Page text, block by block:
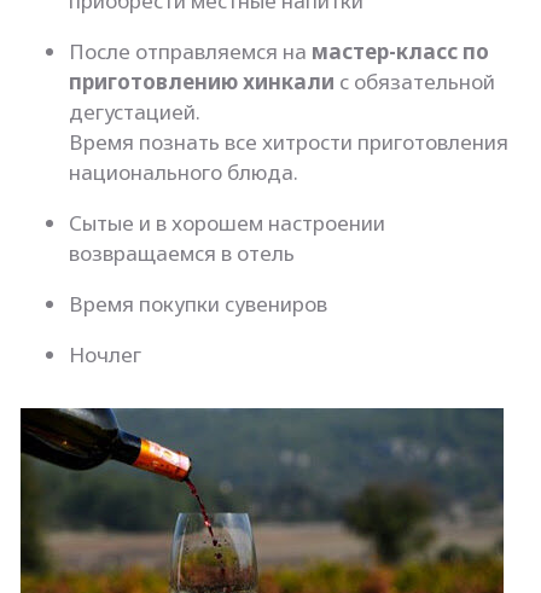
После отправляемся на мастер-класс по
приготовлению хинкали с обязательной
дегустацией.
Время познать все хитрости приготовления
национального блюда.
Сытые и в хорошем настроении
возвращаемся в отель
Время покупки сувениров
Ночлег